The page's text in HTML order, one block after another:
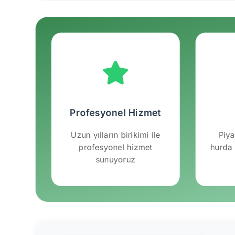
Profesyonel Hizmet
Uzun yılların birikimi ile
profesyonel hizmet
sunuyoruz
hurda